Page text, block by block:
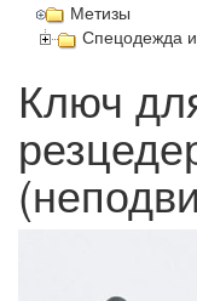
Метизы
Спецодежда
Ключ